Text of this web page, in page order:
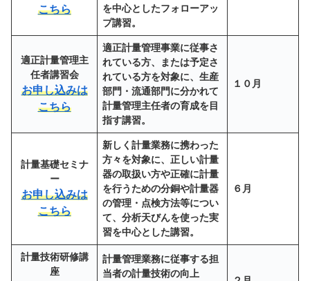
こちら
を中心としたフォローアッ
プ講習。
適正計量管理主
任者講習会
お申し込みは
こちら
適正計量管理事業に従事さ
れている方、または予定さ
れている方を対象に、生産
部門・流通部門に分かれて
計量管理主任者の育成を目
指す講習。
１０月
計量基礎セミナ
ー
お申し込みは
こちら
新しく計量業務に携わった
方々を対象に、正しい計量
器の取扱い方や正確に計量
を行うための分銅や計量器
の管理・点検方法等につい
て、分析天びんを使った実
習を中心とした講習。
６月
計量技術研修講
座
計量管理業務に従事する担
当者の計量技術の向上